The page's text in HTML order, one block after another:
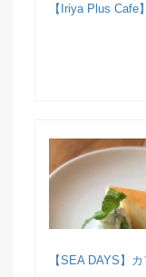
【Iriya Plus Cafe
【SEA DAYS】